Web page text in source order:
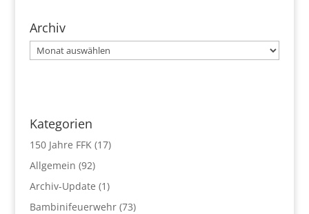
Archiv
Archiv
Kategorien
150 Jahre FFK(17)
Allgemein (92)
Archiv-Update (1)
Bambinifeuerwehr(73)